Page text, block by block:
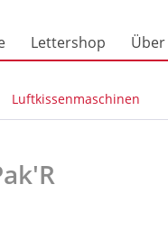
Lettershop
Luftkissenmaschinen